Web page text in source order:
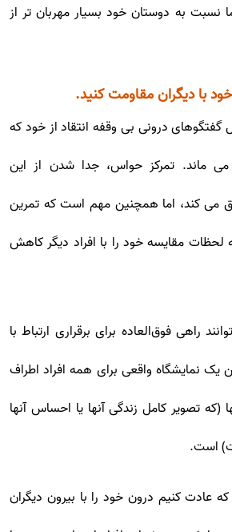
نسبت به دوستان خود بسیار مهربان تر از
درونی بی وقفه انتقاد از خود که
ماند. تمرکز حواس، جدا شدن از این
می کند، اما همچنین مهم است که تمرین
لحظات مقایسه خود را با افراد دیگر کاهش
راهی فوق‌العاده برای برقراری ارتباط با
یک نمایشگاه واقعی برای همه افراد اطراف
(که تصویر کامل زندگی آنها یا احساس آنها
است.
عادت کنیم درون خود را با بیرون دیگران